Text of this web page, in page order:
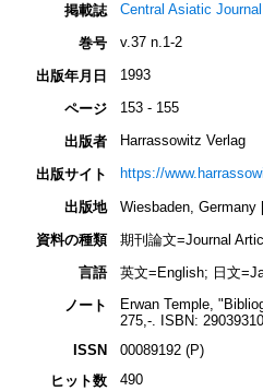
掲載誌
Central Asiatic Journal
巻号 v.37 n.1-2
出版年月日 1993
ページ 153 - 155
出版者 Harrassowitz Verlag
出版サイト https://
出版地
Wiesbaden, Germany
資料の種類
期刊論文=Journal
言語
英文=English; 日文
ノート
Erwan Temple,
275,-. ISBN:
ISSN
00089192 (P)
ヒット数
490